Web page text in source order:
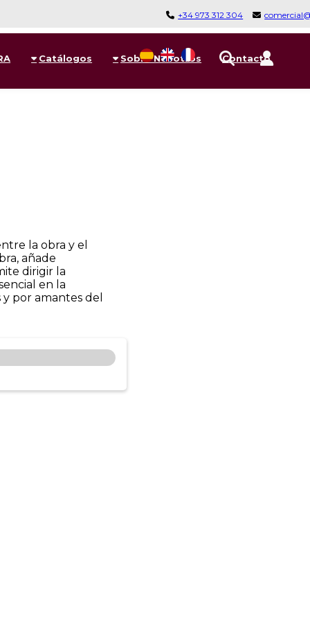
Catálogos Sobre Nosotros Contacto
+34 973 312 304
la obra y el
añade
dirigir la
en la
por amantes del